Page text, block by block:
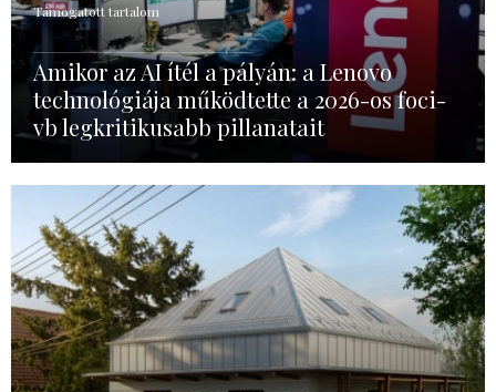
Támogatott tartalom
Amikor az AI ítél a pályán: a Lenovo
technológiája működtette a 2026-os foci-
vb legkritikusabb pillanatait